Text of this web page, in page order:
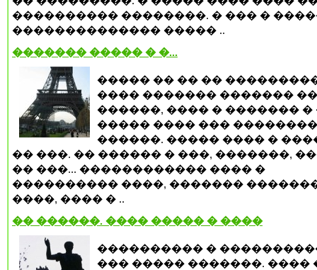
���������� ��������. � ��� �
�������������� ����� ..
������� ����� � �...
����� �� �� ��
���� ������� �������
������, ���� � ������� �
����� ���� ���
������. ����� ���� �
�� ���. �� ������ � ���, �������,
�� ���... ������������ ���� �
���������� ����, �������
����, ���� � ..
�� ������. ���� ����� � ����
���������� �
��� ����� �������. ����